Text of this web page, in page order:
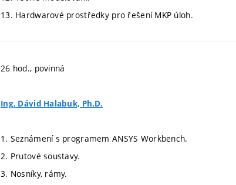
13. Hardwarové prostředky pro řešení MKP úloh.
26 hod., povinná
Ing. Dávid Halabuk, Ph.D.
1. Seznámení s programem ANSYS Workbench.
2. Prutové soustavy.
3. Nosníky, rámy.